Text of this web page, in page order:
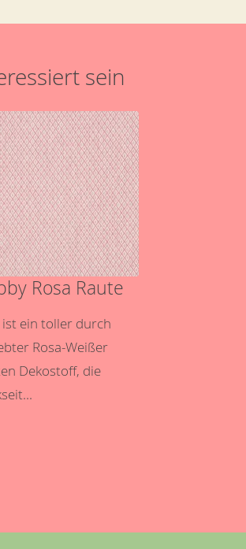
sein
Rosa Raute
ist ein toller durch
Rosa-Weißer
Dekostoff, die